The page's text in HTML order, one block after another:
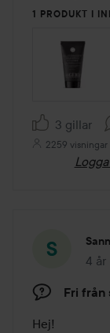
1 PRODUKT I
3 gillar
2259 visningar
4 år
Fri från
Hej!